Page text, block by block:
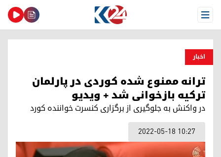
Open Menu
اخبار
ترانه ممنوع شده کوردی در پارلمان
ترکیه بازخوانی شد + ویدیو
در واکنش به جلوگیری از برگزاری کنسرت خواننده کورد
2022-05-18 10:27